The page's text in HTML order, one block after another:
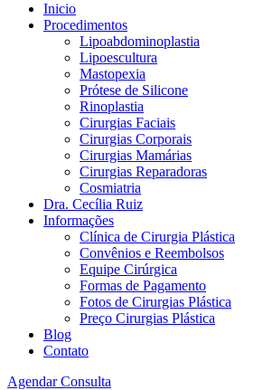
Inicio
Procedimentos
Lipoabdominoplastia
Lipoescultura
Mastopexia
Prótese de Silicone
Rinoplastia
Cirurgias Faciais
Cirurgias Corporais
Cirurgias Mamárias
Cirurgias Reparadoras
Cosmiatria
Dra. Cecília Ruiz
Informações
Clínica de Cirurgia Plástica
Convênios e Reembolsos
Equipe Cirúrgica
Formas de Pagamento
Fotos de Cirurgias Plástica
Preço Cirurgias Plástica
Blog
Contato
Agendar Consulta